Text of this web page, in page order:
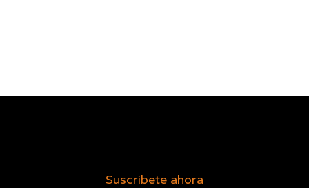
Suscríbete ahora